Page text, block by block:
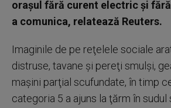
oraşul fără curent electric şi
a comunica, relatează Reuters.
Imaginile de pe reţelele sociale
distruse, tavane şi pereţi smulşi,
maşini parţial scufundate, în timp
categoria 5 a ajuns la ţărm în sudul